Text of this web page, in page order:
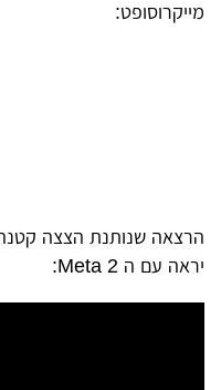
מייקרוסופט:
יראה עם ה Meta 2: